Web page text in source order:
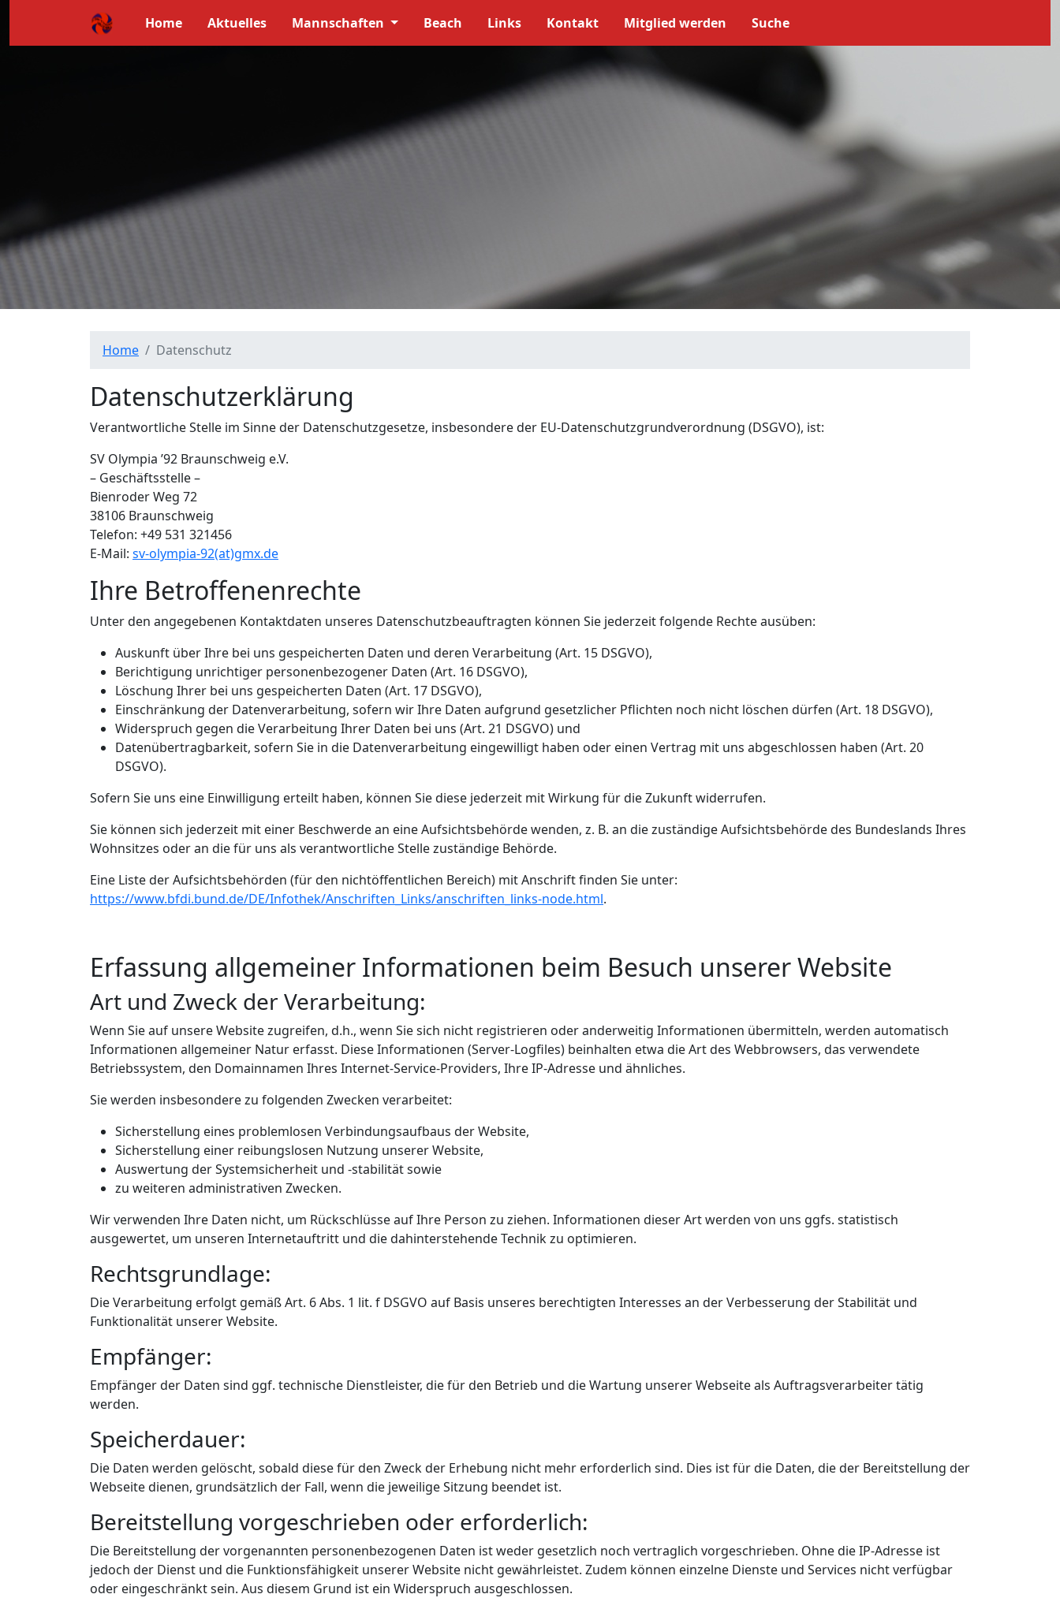
Home Aktuelles Mannschaften Beach Links Kontakt Mitglied werden Suche
Datenschutz
Home Datenschutz
Datenschutzerklärung
Verantwortliche Stelle im Sinne der Datenschutzgesetze, insbesondere der EU-Datenschutzgrundverordnung (DSGVO), ist:
SV Olympia ’92 Braunschweig e.V.
– Geschäftsstelle –
Bienroder Weg 72
38106 Braunschweig
Telefon: +49 531 321456
E-Mail: sv-olympia-92(at)gmx.de
Ihre Betroffenenrechte
Unter den angegebenen Kontaktdaten unseres Datenschutzbeauftragten können Sie jederzeit folgende Rechte ausüben:
Auskunft über Ihre bei uns gespeicherten Daten und deren Verarbeitung (Art. 15 DSGVO),
Berichtigung unrichtiger personenbezogener Daten (Art. 16 DSGVO),
Löschung Ihrer bei uns gespeicherten Daten (Art. 17 DSGVO),
Einschränkung der Datenverarbeitung, sofern wir Ihre Daten aufgrund gesetzlicher Pflichten noch nicht löschen dürfen (Art. 18 DSGVO),
Widerspruch gegen die Verarbeitung Ihrer Daten bei uns (Art. 21 DSGVO) und
Datenübertragbarkeit, sofern Sie in die Datenverarbeitung eingewilligt haben oder einen Vertrag mit uns abgeschlossen haben (Art. 20
DSGVO).
Sofern Sie uns eine Einwilligung erteilt haben, können Sie diese jederzeit mit Wirkung für die Zukunft widerrufen.
Sie können sich jederzeit mit einer Beschwerde an eine Aufsichtsbehörde wenden, z. B. an die zuständige Aufsichtsbehörde des Bundeslands Ihres
Wohnsitzes oder an die für uns als verantwortliche Stelle zuständige Behörde.
Eine Liste der Aufsichtsbehörden (für den nichtöffentlichen Bereich) mit Anschrift finden Sie unter:
https://www.bfdi.bund.de/DE/Infothek/Anschriften_Links/anschriften_links-node.html.
Erfassung allgemeiner Informationen beim Besuch unserer Website
Art und Zweck der Verarbeitung:
Wenn Sie auf unsere Website zugreifen, d.h., wenn Sie sich nicht registrieren oder anderweitig Informationen übermitteln, werden automatisch
Informationen allgemeiner Natur erfasst. Diese Informationen (Server-Logfiles) beinhalten etwa die Art des Webbrowsers, das verwendete
Betriebssystem, den Domainnamen Ihres Internet-Service-Providers, Ihre IP-Adresse und ähnliches.
Sie werden insbesondere zu folgenden Zwecken verarbeitet:
Sicherstellung eines problemlosen Verbindungsaufbaus der Website,
Sicherstellung einer reibungslosen Nutzung unserer Website,
Auswertung der Systemsicherheit und -stabilität sowie
zu weiteren administrativen Zwecken.
Wir verwenden Ihre Daten nicht, um Rückschlüsse auf Ihre Person zu ziehen. Informationen dieser Art werden von uns ggfs. statistisch
ausgewertet, um unseren Internetauftritt und die dahinterstehende Technik zu optimieren.
Rechtsgrundlage:
Die Verarbeitung erfolgt gemäß Art. 6 Abs. 1 lit. f DSGVO auf Basis unseres berechtigten Interesses an der Verbesserung der Stabilität und
Funktionalität unserer Website.
Empfänger:
Empfänger der Daten sind ggf. technische Dienstleister, die für den Betrieb und die Wartung unserer Webseite als Auftragsverarbeiter tätig
werden.
Speicherdauer:
Die Daten werden gelöscht, sobald diese für den Zweck der Erhebung nicht mehr erforderlich sind. Dies ist für die Daten, die der Bereitstellung der
Webseite dienen, grundsätzlich der Fall, wenn die jeweilige Sitzung beendet ist.
Bereitstellung vorgeschrieben oder erforderlich:
Die Bereitstellung der vorgenannten personenbezogenen Daten ist weder gesetzlich noch vertraglich vorgeschrieben. Ohne die IP-Adresse ist
jedoch der Dienst und die Funktionsfähigkeit unserer Website nicht gewährleistet. Zudem können einzelne Dienste und Services nicht verfügbar
oder eingeschränkt sein. Aus diesem Grund ist ein Widerspruch ausgeschlossen.